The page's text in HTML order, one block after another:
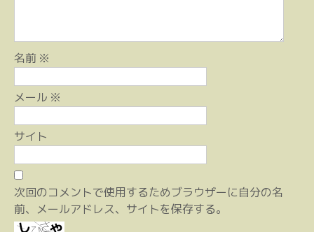
名前 ※
メール ※
サイト
次回のコメントで使用するためブラウザーに自分の名
前、メールアドレス、サイトを保存する。